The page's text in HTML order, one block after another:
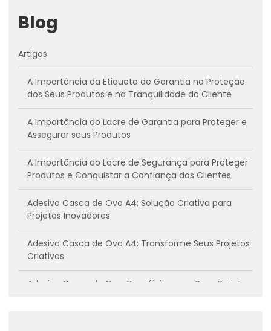
Blog
Artigos
A Importância da Etiqueta de Garantia na Proteção
dos Seus Produtos e na Tranquilidade do Cliente
A Importância do Lacre de Garantia para Proteger e
Assegurar seus Produtos
A Importância do Lacre de Segurança para Proteger
Produtos e Conquistar a Confiança dos Clientes
Adesivo Casca de Ovo A4: Solução Criativa para
Projetos Inovadores
Adesivo Casca de Ovo A4: Transforme Seus Projetos
Criativos
Adesivo Casca de Ovo: Benefícios para Seus Projetos